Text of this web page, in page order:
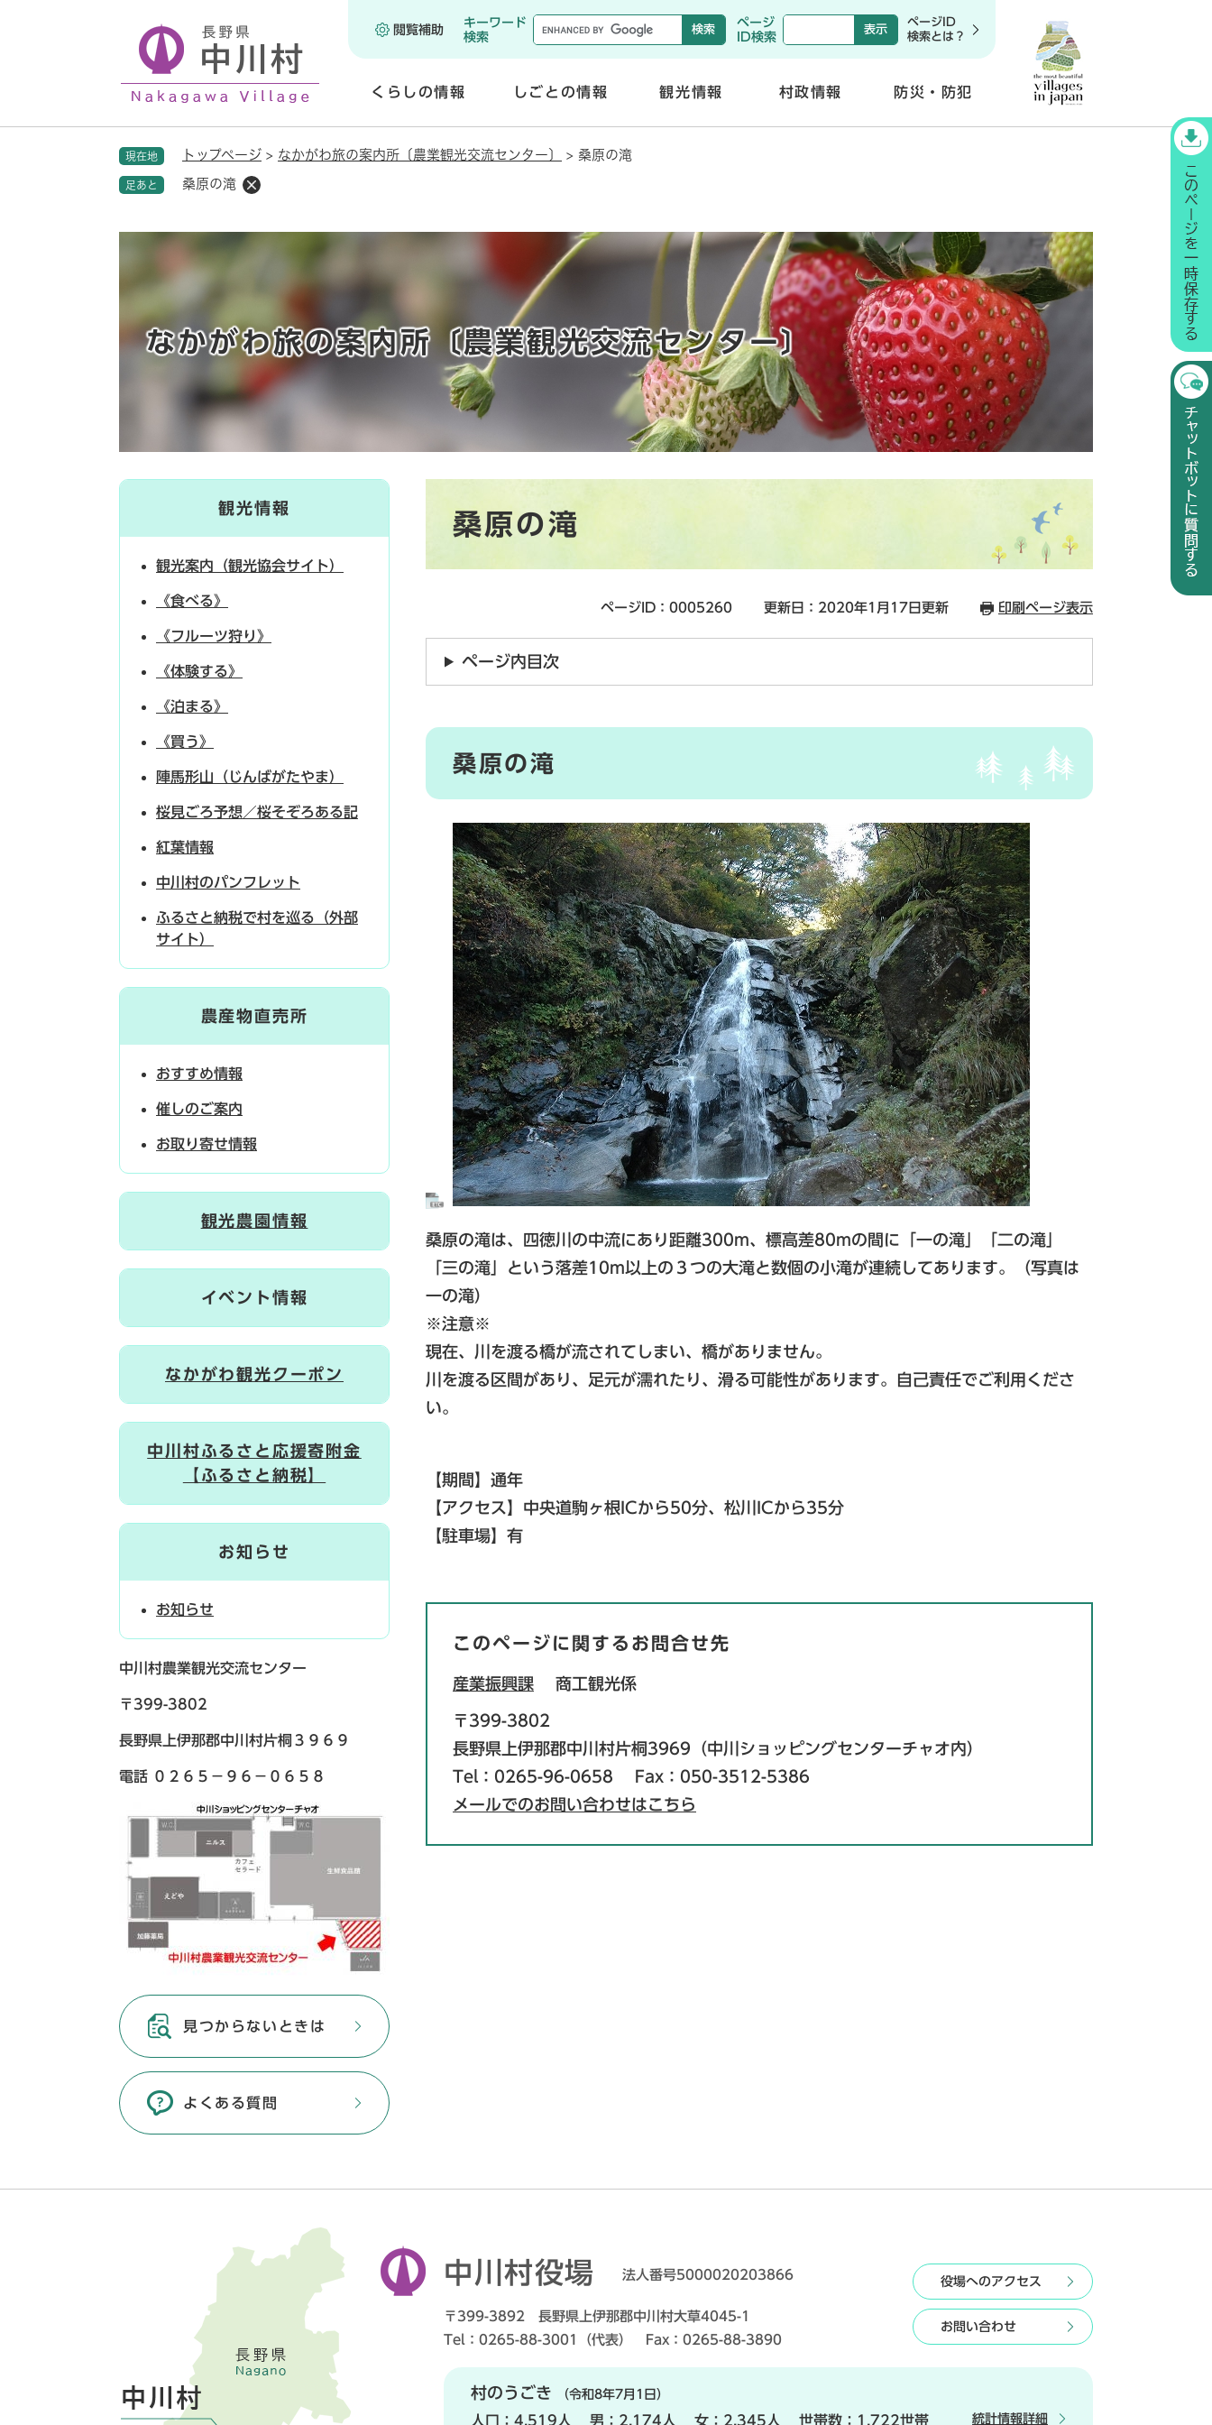
メニューを飛ばして本文へ
閲覧補助
キーワード
検索
ページ
ID検索
ページID
検索とは？
くらしの情報
く
しごとの情報
く
観光情報 村政情報 防災・防犯
現在地 トップページ > なかがわ旅の案内所〔農業観光交流センター〕 > 桑原の滝
足あと 桑原の滝
なかがわ旅の案内所〔農業観光交流センター〕
桑原の滝
ページID：0005260 更新日：2020年1月17日更新 印刷ページ表示
ページ内目次
桑原の滝
桑原の滝は、四徳川の中流にあり距離300m、標高差80mの間に「一の滝」「二の滝」
「三の滝」という落差10m以上の３つの大滝と数個の小滝が連続してあります。（写真は
一の滝）
※注意※
現在、川を渡る橋が流されてしまい、橋がありません。
川を渡る区間があり、足元が濡れたり、滑る可能性があります。自己責任でご利用くださ
い。
【期間】通年
【アクセス】中央道駒ヶ根ICから50分、松川ICから35分
【駐車場】有
このページに関するお問合せ先
産業振興課 商工観光係
〒399-3802
長野県上伊那郡中川村片桐3969（中川ショッピングセンターチャオ内）
Tel：0265-96-0658
Fax：050-3512-5386
メールでのお問い合わせはこちら
観光情報
観光案内（観光協会サイト）
《食べる》
《フルーツ狩り》
《体験する》
《泊まる》
《買う》
陣馬形山（じんばがたやま）
桜見ごろ予想／桜そぞろある記
紅葉情報
中川村のパンフレット
ふるさと納税で村を巡る（外部
サイト）
農産物直売所
おすすめ情報
催しのご案内
お取り寄せ情報
観光農園情報
イベント情報
なかがわ観光クーポン
中川村ふるさと応援寄附金
【ふるさと納税】
お知らせ
お知らせ
中川村農業観光交流センター
〒399-3802
長野県上伊那郡中川村片桐３９６９
電話 ０２６５－９６－０６５８
見つからないときは
よくある質問
中川村役場 法人番号5000020203866
〒399-3892 長野県上伊那郡中川村大草4045-1
Tel：0265-88-3001（代表） Fax：0265-88-3890
役場へのアクセス
お問い合わせ
村のうごき （令和8年7月1日）
人口： 4,519人 男： 2,174人 女： 2,345人 世帯数： 1,722世帯 統計情報詳細